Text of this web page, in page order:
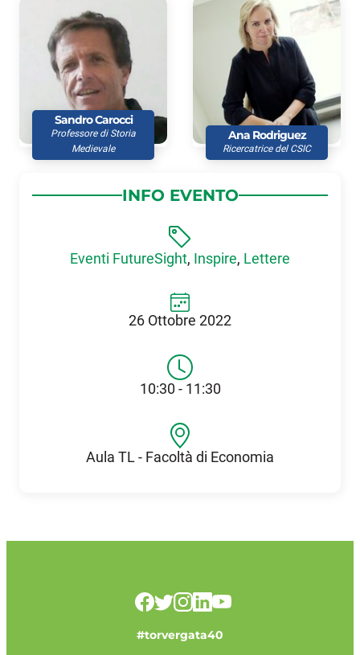
Sandro Carocci
Professore di Storia
Medievale
Ana Rodriguez
Ricercatrice del CSIC
INFO EVENTO
Eventi FutureSight, Inspire, Lettere
26 Ottobre 2022
10:30 - 11:30
Aula TL - Facoltà di Economia
#torvergata40